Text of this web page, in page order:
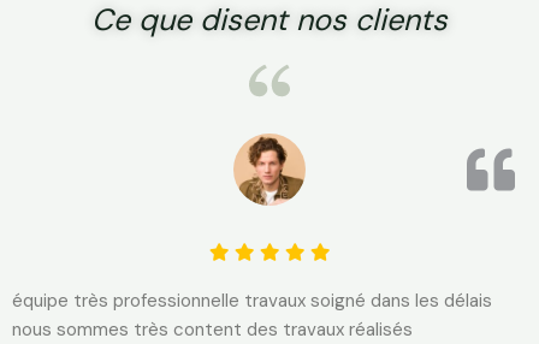
Ce que disent nos clients
équipe très professionnelle travaux soigné dans les délais
nous sommes très content des travaux réalisés